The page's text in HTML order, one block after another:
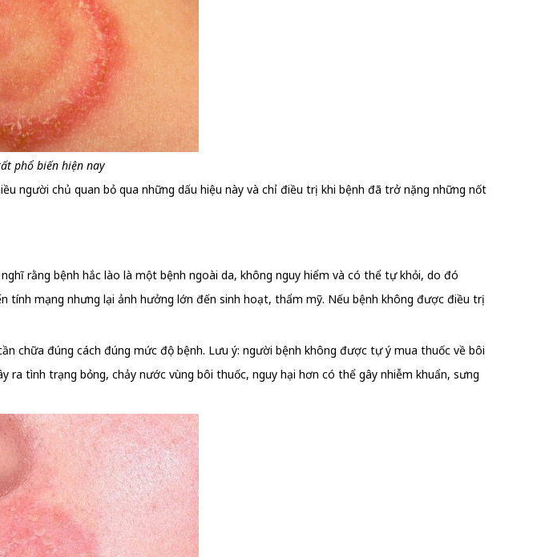
phổ biến hiện nay
người chủ quan bỏ qua những dấu hiệu này và chỉ điều trị khi bệnh đã trở nặng những nốt
rằng bệnh hắc lào là một bệnh ngoài da, không nguy hiểm và có thể tự khỏi, do đó
tính mạng nhưng lại ảnh hưởng lớn đến sinh hoạt, thẩm mỹ. Nếu bệnh không được điều trị
chữa đúng cách đúng mức độ bệnh. Lưu ý: người bệnh không được tự ý mua thuốc về bôi
ra tình trạng bỏng, chảy nước vùng bôi thuốc, nguy hại hơn có thể gây nhiễm khuẩn, sưng